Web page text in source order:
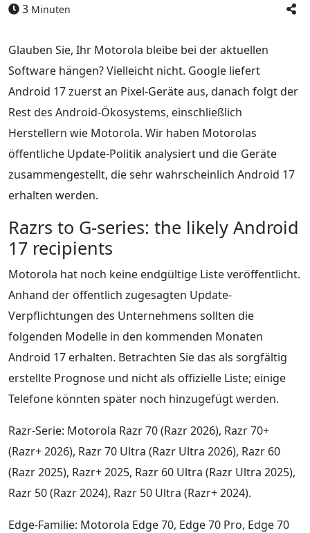
3 Minuten
Glauben Sie, Ihr Motorola bleibe bei der aktuellen
Software hängen? Vielleicht nicht. Google liefert
Android 17 zuerst an Pixel-Geräte aus, danach folgt der
Rest des Android-Ökosystems, einschließlich
Herstellern wie Motorola. Wir haben Motorolas
öffentliche Update-Politik analysiert und die Geräte
zusammengestellt, die sehr wahrscheinlich Android 17
erhalten werden.
Razrs to G-series: the likely Android
17 recipients
Motorola hat noch keine endgültige Liste veröffentlicht.
Anhand der öffentlich zugesagten Update-
Verpflichtungen des Unternehmens sollten die
folgenden Modelle in den kommenden Monaten
Android 17 erhalten. Betrachten Sie das als sorgfältig
erstellte Prognose und nicht als offizielle Liste; einige
Telefone könnten später noch hinzugefügt werden.
Razr-Serie: Motorola Razr 70 (Razr 2026), Razr 70+
(Razr+ 2026), Razr 70 Ultra (Razr Ultra 2026), Razr 60
(Razr 2025), Razr+ 2025, Razr 60 Ultra (Razr Ultra 2025),
Razr 50 (Razr 2024), Razr 50 Ultra (Razr+ 2024).
Edge-Familie: Motorola Edge 70, Edge 70 Pro, Edge 70